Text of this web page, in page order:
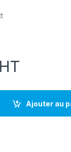
HT
- Electriques
Ajouter au